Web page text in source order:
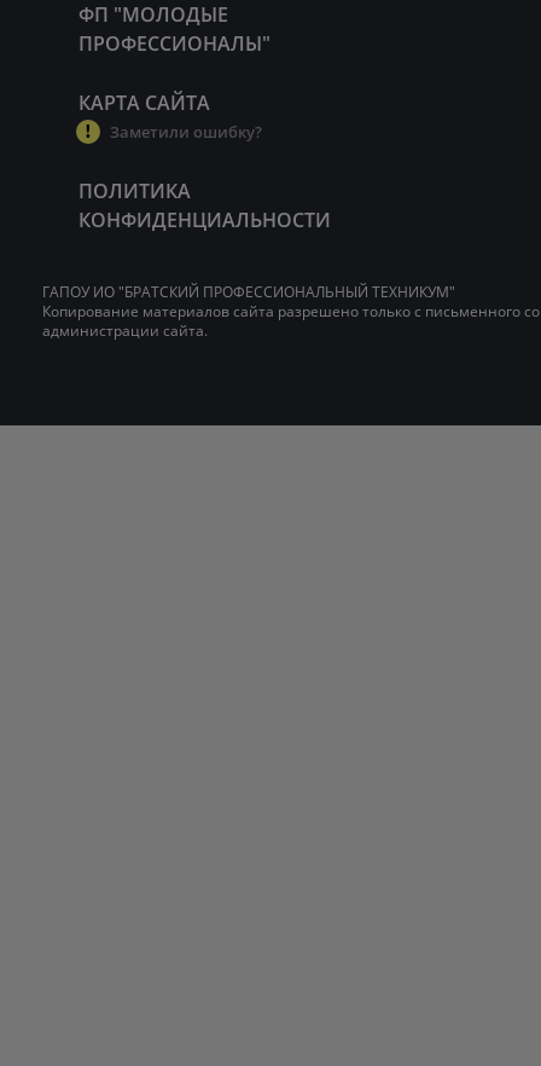
ФП "МОЛОДЫЕ
ПРОФЕССИОНАЛЫ"
КАРТА САЙТА
Заметили ошибку?
ПОЛИТИКА
КОНФИДЕНЦИАЛЬНОСТИ
ГАПОУ ИО "БРАТСКИЙ ПРОФЕССИОНАЛЬНЫЙ ТЕХНИКУМ"
Копирование материалов сайта разрешено только с письменного
администрации сайта.